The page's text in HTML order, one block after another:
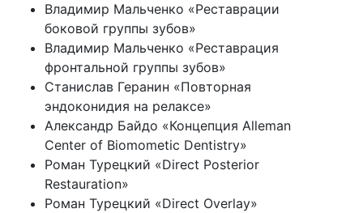
Владимир Мальченко «Реставрации
боковой группы зубов»
Владимир Мальченко «Реставрация
фронтальной группы зубов»
Станислав Геранин «Повторная
эндоконидия на релаксе»
Александр Байдо «Концепция Alleman
Center of Biomometic Dentistry»
Роман Турецкий «Direct Posterior
Restauration»
Роман Турецкий «Direct Overlay»